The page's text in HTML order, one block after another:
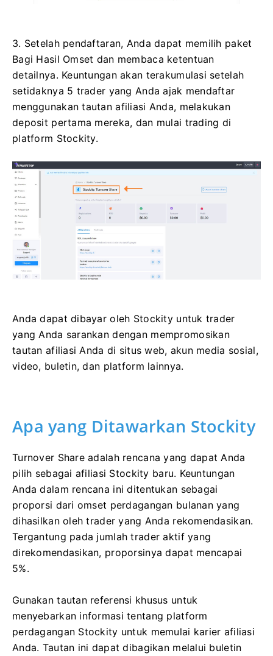
3. Setelah pendaftaran, Anda dapat memilih paket
Bagi Hasil Omset dan membaca ketentuan
detailnya. Keuntungan akan terakumulasi setelah
setidaknya 5 trader yang Anda ajak mendaftar
menggunakan tautan afiliasi Anda, melakukan
deposit pertama mereka, dan mulai trading di
platform Stockity.
Anda dapat dibayar oleh Stockity untuk trader
yang Anda sarankan dengan mempromosikan
tautan afiliasi Anda di situs web, akun media sosial,
video, buletin, dan platform lainnya.
Apa yang Ditawarkan Stockity
Turnover Share adalah rencana yang dapat Anda
pilih sebagai afiliasi Stockity baru. Keuntungan
Anda dalam rencana ini ditentukan sebagai
proporsi dari omset perdagangan bulanan yang
dihasilkan oleh trader yang Anda rekomendasikan.
Tergantung pada jumlah trader aktif yang
direkomendasikan, proporsinya dapat mencapai
5%.
Gunakan tautan referensi khusus untuk
menyebarkan informasi tentang platform
perdagangan Stockity untuk memulai karier afiliasi
Anda. Tautan ini dapat dibagikan melalui buletin